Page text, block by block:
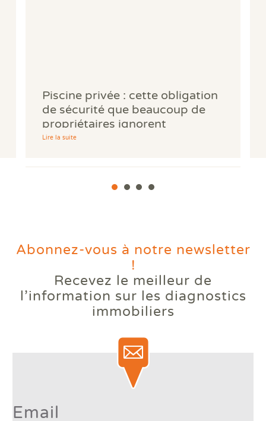
Piscine privée : cette obligation
de sécurité que beaucoup de
propriétaires ignorent
Lire la suite
Votre logement reste trop
chaud l'été ? Comprendre le
phénomène des bouilloires
Abonnez-vous à notre newsletter
!
Recevez le meilleur de
l’information sur les diagnostics
immobiliers